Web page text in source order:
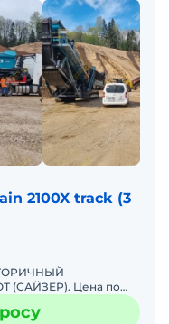
2100X track (3
Цена по
Способ перемещения: